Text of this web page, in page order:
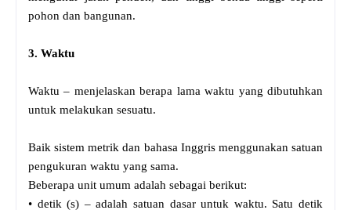
pohon dan bangunan.
3. Waktu
Waktu – menjelaskan berapa lama waktu yang dibutuhkan
untuk melakukan sesuatu.
Baik sistem metrik dan bahasa Inggris menggunakan satuan
pengukuran waktu yang sama.
Beberapa unit umum adalah sebagai berikut:
• detik (s) – adalah satuan dasar untuk waktu. Satu detik